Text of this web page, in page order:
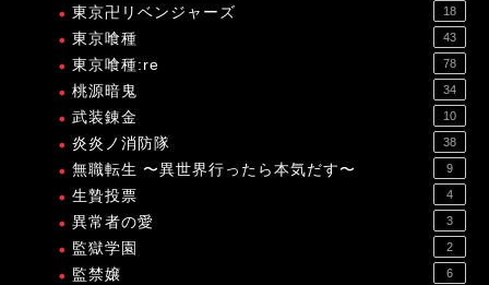
東京卍リベンジャーズ 18
東京喰種 43
東京喰種:re 78
桃源暗鬼 34
武装錬金 10
炎炎ノ消防隊 38
無職転生 〜異世界行ったら本気だす〜 9
生贄投票 4
異常者の愛 3
監獄学園 2
監禁嬢 6